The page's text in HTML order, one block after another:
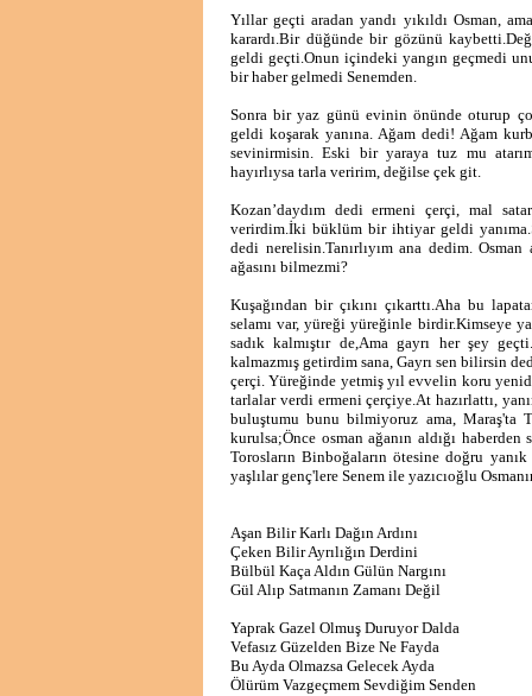
Yıllar geçti aradan yandı yıkıldı Osman,
karardı.Bir düğünde bir gözünü
geldi geçti.Onun içindeki yangın geçmedi
bir haber gelmedi Senemden.
Sonra bir yaz günü evinin önünde oturup
geldi koşarak yanına. Ağam dedi! Ağam
sevinirmisin. Eski bir yaraya tuz mu
hayırlıysa tarla veririm, değilse çek git.
Kozan’daydım dedi ermeni çerçi, mal
verirdim.İki büklüm bir ihtiyar geldi
dedi nerelisin.Tanırlıyım ana dedim.
ağasını bilmezmi?
Kuşağından bir çıkını çıkarttı.Aha bu
selamı var, yüreği yüreğinle birdir.Kimseye
sadık kalmıştır de,Ama gayrı her şey
kalmazmış getirdim sana, Gayrı sen bilirsin
çerçi. Yüreğinde yetmiş yıl evvelin koru
tarlalar verdi ermeni çerçiye.At hazırlattı,
buluştumu bunu bilmiyoruz ama, Maraş'ta
kurulsa;Önce osman ağanın aldığı
Torosların Binboğaların ötesine doğru
yaşlılar genç'lere Senem ile yazıcıoğlu
Aşan Bilir Karlı Dağın Ardını
Çeken Bilir Ayrılığın Derdini
Bülbül Kaça Aldın Gülün Nargını
Gül Alıp Satmanın Zamanı Değil
Yaprak Gazel Olmuş Duruyor Dalda
Vefasız Güzelden Bize Ne Fayda
Bu Ayda Olmazsa Gelecek Ayda
Ölürüm Vazgeçmem Sevdiğim Senden